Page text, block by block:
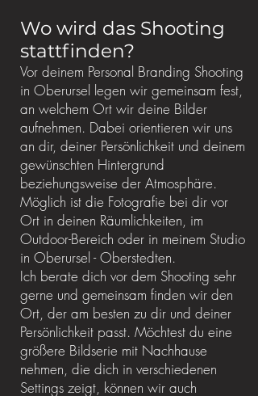
Wo wird das Shooting
stattfinden?
Vor deinem Personal Branding Shooting
in Oberursel legen wir gemeinsam fest,
an welchem Ort wir deine Bilder
aufnehmen. Dabei orientieren wir uns
an dir, deiner Persönlichkeit und deinem
gewünschten Hintergrund
beziehungsweise der Atmosphäre.
Möglich ist die Fotografie bei dir vor
Ort in deinen Räumlichkeiten, im
Outdoor-Bereich oder in meinem Studio
in Oberursel - Oberstedten.
Ich berate dich vor dem Shooting sehr
gerne und gemeinsam finden wir den
Ort, der am besten zu dir und deiner
Persönlichkeit passt. Möchtest du eine
größere Bildserie mit Nachhause
nehmen, die dich in verschiedenen
Settings zeigt, können wir auch